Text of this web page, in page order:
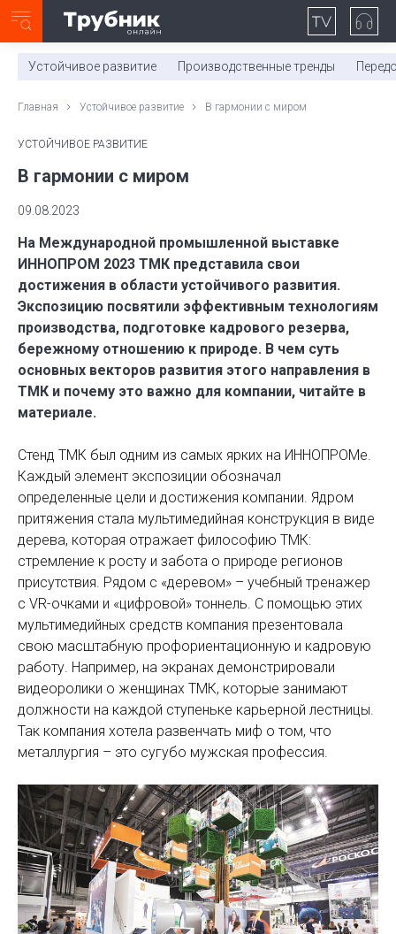
0:00/ 11:03
Устойчивое развитие Производственные тренды
Главная Устойчивое развитие В гармонии с миром
УСТОЙЧИВОЕ РАЗВИТИЕ
В гармонии с миром
09.08.2023
На Международной промышленной выставке
ИННОПРОМ 2023 ТМК представила свои
достижения в области устойчивого развития.
Экспозицию посвятили эффективным технологиям
производства, подготовке кадрового резерва,
бережному отношению к природе. В чем суть
основных векторов развития этого направления в
ТМК и почему это важно для компании, читайте в
материале.
Стенд ТМК был одним из самых ярких на ИННОПРОМе.
Каждый элемент экспозиции обозначал
определенные цели и достижения компании. Ядром
притяжения стала мультимедийная конструкция в виде
дерева, которая отражает философию ТМК:
стремление к росту и забота о природе регионов
присутствия. Рядом с «деревом» – учебный тренажер
с VR-очками и «цифровой» тоннель. С помощью этих
мультимедийных средств компания презентовала
свою масштабную профориентационную и кадровую
работу. Например, на экранах демонстрировали
видео­ролики о женщинах ТМК, которые занимают
должности на каждой ступеньке карьерной лестницы.
Так компания хотела развенчать миф о том, что
металлургия – это сугубо мужская профессия.